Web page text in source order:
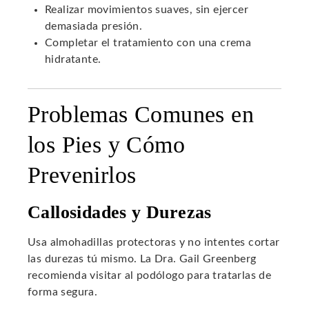
Realizar movimientos suaves, sin ejercer
demasiada presión.
Completar el tratamiento con una crema
hidratante.
Problemas Comunes en
los Pies y Cómo
Prevenirlos
Callosidades y Durezas
Usa almohadillas protectoras y no intentes cortar
las durezas tú mismo. La Dra. Gail Greenberg
recomienda visitar al podólogo para tratarlas de
forma segura.